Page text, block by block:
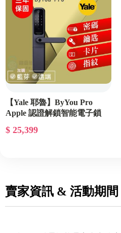
【Yale 耶魯】ByYou Pro
Apple 認證解鎖智能電子鎖
$ 25,399
賣家資訊 & 活動期間